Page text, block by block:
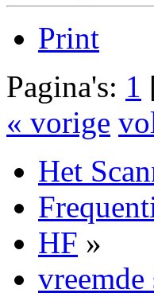
Print
Pagina's: 1
« vorige
Het
HF »